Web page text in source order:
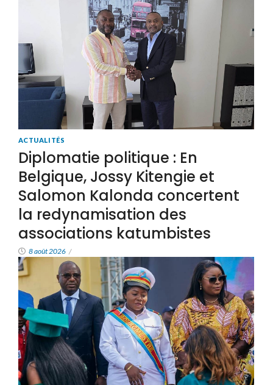
ACTUALITÉS
Diplomatie politique : En
Belgique, Jossy Kitengie et
Salomon Kalonda concertent
la redynamisation des
associations katumbistes
8 août 2026 /